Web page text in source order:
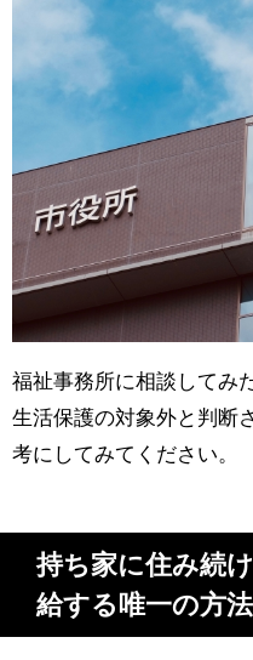
福祉事務所に相談してみ
生活保護の対象外と判断
考にしてみてください。
持ち家に住み続
給する唯一の方